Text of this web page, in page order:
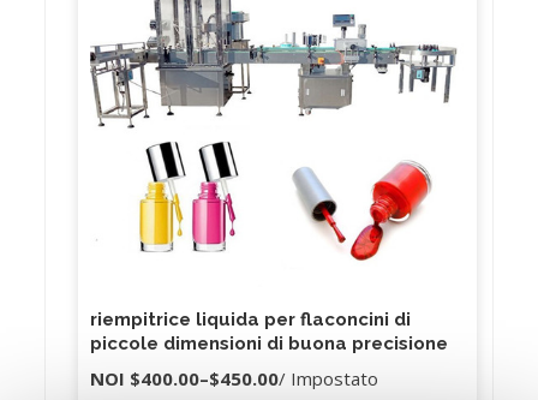
riempitrice liquida per flaconcini di
piccole dimensioni di buona precisione
NOI $400.00–$450.00/ Impostato